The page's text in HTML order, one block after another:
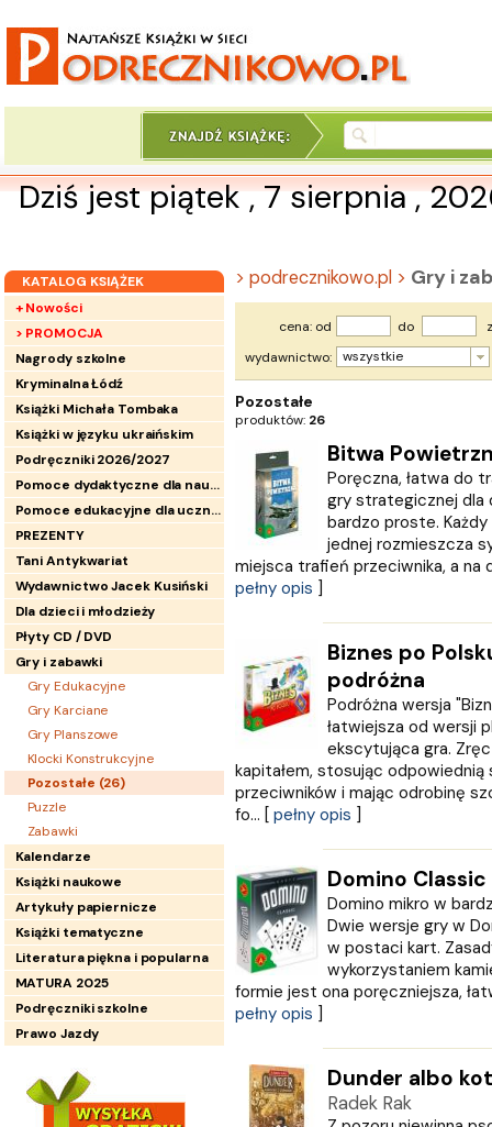
Dziś jest piątek , 7 sierpnia ,
KATALOG KSIĄŻEK
+ Nowości
> PROMOCJA
Nagrody szkolne
Kryminalna Łódź
Książki Michała Tombaka
Książki w języku ukraińskim
Podręczniki 2026/2027
Pomoce dydaktyczne dla nauczycieli
Pomoce edukacyjne dla uczniów
PREZENTY
Tani Antykwariat
Wydawnictwo Jacek Kusiński
Dla dzieci i młodzieży
Płyty CD / DVD
Gry i zabawki
Gry Edukacyjne
Gry Karciane
Gry Planszowe
Klocki Konstrukcyjne
Pozostałe (26)
Puzzle
Zabawki
Kalendarze
Książki naukowe
Artykuły papiernicze
Książki tematyczne
Literatura piękna i popularna
MATURA 2025
Podręczniki szkolne
Prawo Jazdy
> podrecznikowo.pl > Gry i
cena: od do
wydawnictwo:
wszystkie
Pozostałe
produktów: 26
Bitwa
Poręczna, łatwa do
gry strategicznej dla
bardzo proste.
jednej rozmieszcza
miejsca trafień przeciwnika, a na
pełny opis ]
Biznes po
podróżna
Podróżna wersja
łatwiejsza od wersji
ekscytująca gra.
kapitałem, stosując
przeciwników i mając odrobinę
fo... [ pełny opis ]
Domino
Domino mikro w
Dwie wersje gry w
w postaci kart.
wykorzystaniem
formie jest ona poręczniejsza,
pełny opis ]
Dunder albo
Radek Rak